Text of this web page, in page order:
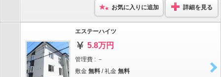
お気に入りに追加 詳細を見る
エステーハイツ
5.8万円
管理費 : －
敷金 無料 / 礼金 無料